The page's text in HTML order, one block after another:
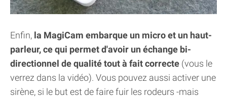
Enfin, la MagiCam embarque un micro et un haut-
parleur, ce qui permet d'avoir un échange bi-
directionnel de qualité tout à fait correcte (vous le
verrez dans la vidéo). Vous pouvez aussi activer une
sirène, si le but est de faire fuir les rodeurs -mais